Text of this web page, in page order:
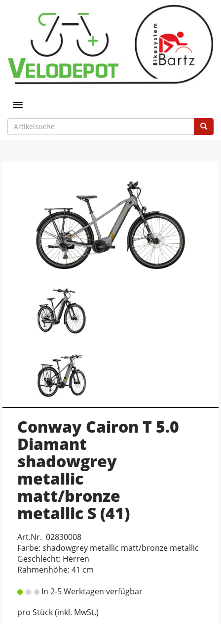
Toggle navigation
Conway Cairon T 5.0
Diamant
shadowgrey
metallic
matt/bronze
metallic S (41)
Art.Nr. 02830008
Farbe: shadowgrey metallic matt/bronze metallic
Geschlecht: Herren
Rahmenhöhe: 41 cm
In 2-5 Werktagen verfügbar
pro Stück (inkl. MwSt.)